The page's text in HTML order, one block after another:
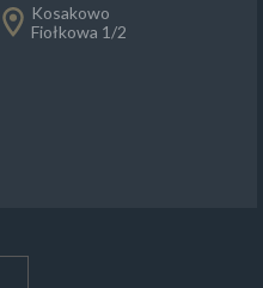
Kosakowo
Fiołkowa 1/2